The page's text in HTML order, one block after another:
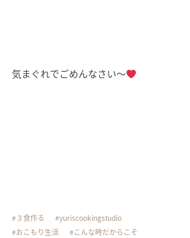
気まぐれでごめんなさい〜
３食作る
yuriscookingstudio
おこもり生活
こんな時だからこそ